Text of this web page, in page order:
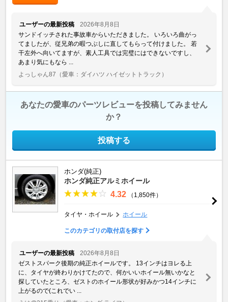
ユーザーの最新投稿
2026年8月8日
サンドイッチされた事故車からいただきました。 いろいろ曲がっ
てましたが、従兄弟の暇つぶしに直してもらって付けました。 若
干左外へ向いてますが、素人工具では完璧にはできないですし、
あまり気にもなら ...
よっしゃん87 （愛車：ダイハツ ハイゼットトラック）
あなたの愛車のパーツレビューを投稿してみません
か？
投稿する
ホンダ(純正)
ホンダ純正アルミホイール
4.32 （1,850件）
タイヤ・ホイール ホイール
このカテゴリの取付店を探す
ユーザーの最新投稿
2026年8月8日
ゼストスパーク後期の純正ホイールです。 13インチはヨレる上
に、タイヤが終わりかけてたので、何かいいホイール無いかなと
探していたところ、ゼストのホイール形状が好みかつ14インチに
上がるので(これでい ...